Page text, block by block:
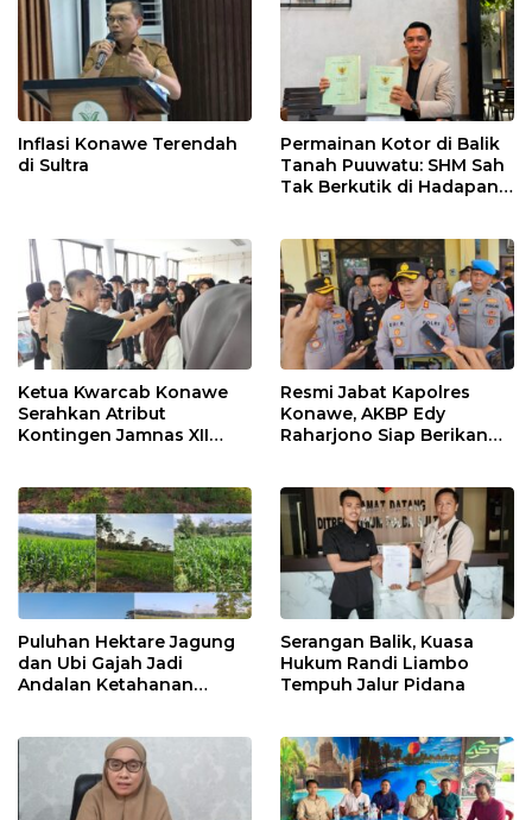
Inflasi Konawe Terendah
di Sultra
Permainan Kotor di Balik
Tanah Puuwatu: SHM Sah
Tak Berkutik di Hadapan
Ketua Kwarcab Konawe
Serahkan Atribut
Kontingen Jamnas XII
Resmi Jabat Kapolres
Konawe, AKBP Edy
Raharjono Siap Berikan
Puluhan Hektare Jagung
dan Ubi Gajah Jadi
Andalan Ketahanan
Serangan Balik, Kuasa
Hukum Randi Liambo
Tempuh Jalur Pidana